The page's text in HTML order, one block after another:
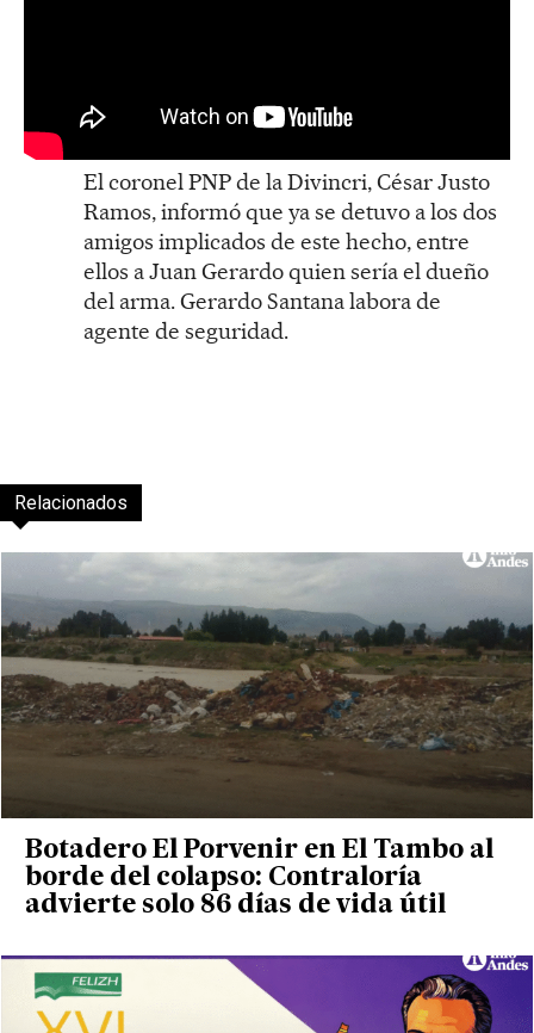
El coronel PNP de la Divincri, César Justo
Ramos, informó que ya se detuvo a los dos
amigos implicados de este hecho, entre
ellos a Juan Gerardo quien sería el dueño
del arma. Gerardo Santana labora de
agente de seguridad.
Relacionados
Botadero El Porvenir en El Tambo al
borde del colapso: Contraloría
advierte solo 86 días de vida útil